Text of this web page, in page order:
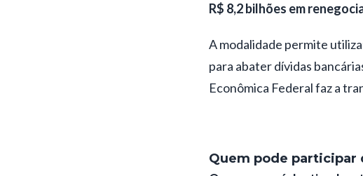
R$ 8,2 bilhões em
A modalidade permite
para abater dívidas
Econômica Federal faz a
Quem pode participar